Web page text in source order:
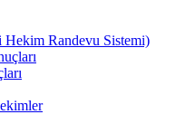
Randevu Sistemi)